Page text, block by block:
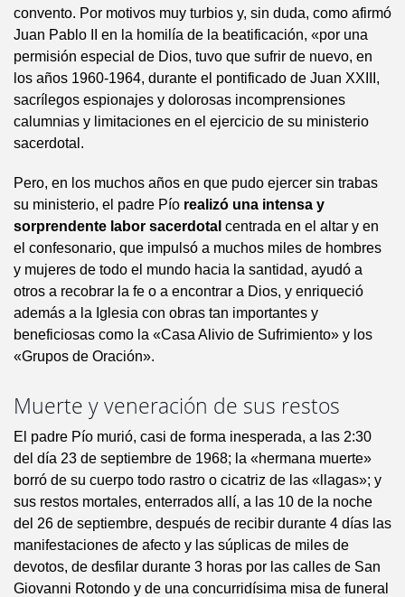
convento. Por motivos muy turbios y, sin duda, como afirmó
Juan Pablo II en la homilía de la beatificación, «por una
permisión especial de Dios, tuvo que sufrir de nuevo, en
los años 1960-1964, durante el pontificado de Juan XXIII,
sacrílegos espionajes y dolorosas incomprensiones
calumnias y limitaciones en el ejercicio de su ministerio
sacerdotal.
Pero, en los muchos años en que pudo ejercer sin trabas
su ministerio, el padre Pío realizó una intensa y
sorprendente labor sacerdotal centrada en el altar y en
el confesonario, que impulsó a muchos miles de hombres
y mujeres de todo el mundo hacia la santidad, ayudó a
otros a recobrar la fe o a encontrar a Dios, y enriqueció
además a la Iglesia con obras tan importantes y
beneficiosas como la «Casa Alivio de Sufrimiento» y los
«Grupos de Oración».
Muerte y veneración de sus restos
El padre Pío murió, casi de forma inesperada, a las 2:30
del día 23 de septiembre de 1968; la «hermana muerte»
borró de su cuerpo todo rastro o cicatriz de las «llagas»; y
sus restos mortales, enterrados allí, a las 10 de la noche
del 26 de septiembre, después de recibir durante 4 días las
manifestaciones de afecto y las súplicas de miles de
devotos, de desfilar durante 3 horas por las calles de San
Giovanni Rotondo y de una concurridísima misa de funeral